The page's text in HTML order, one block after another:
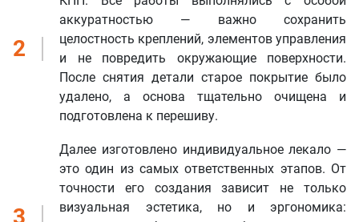
2
аккуратностью — важно сохранить
целостность креплений, элементов управления
и не повредить окружающие поверхности.
После снятия детали старое покрытие было
удалено, а основа тщательно очищена и
подготовлена к перешиву.
Далее изготовлено индивидуальное лекало —
это один из самых ответственных этапов. От
точности его создания зависит не только
визуальная эстетика, но и эргономика: